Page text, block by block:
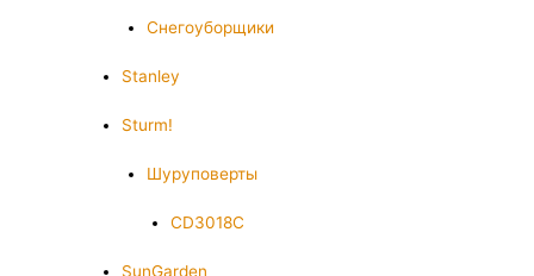
Снегоуборщики
Stanley
Sturm!
Шуруповерты
CD3018C
SunGarden